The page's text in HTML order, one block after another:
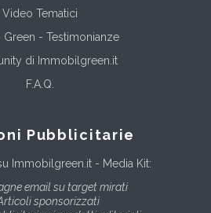
Video Tematici
Green - Testimonianze
di Immobilgreen.it
F.A.Q.
Pubblicitarie
Immobilgreen.it - Media Kit:
email su target mirati
sponsorizzati